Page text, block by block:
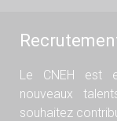
Le CNEH est
nouveaux
souhaitez